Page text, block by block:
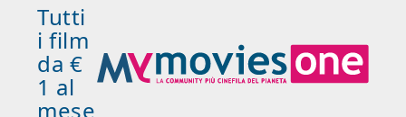
Tutti
i film
da €
1 al
mese